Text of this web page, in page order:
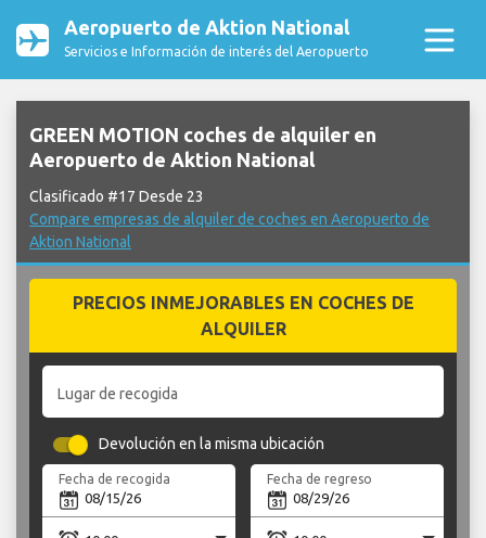
Aeropuerto de Aktion National
Servicios e Información de interés del Aeropuerto
GREEN MOTION coches de alquiler en
Aeropuerto de Aktion National
Clasificado #17 Desde 23
Compare empresas de alquiler de coches en Aeropuerto de
Aktion National
PRECIOS INMEJORABLES EN COCHES DE
ALQUILER
Lugar de recogida
Devolución en la misma ubicación
Fecha de recogida Fecha de regreso